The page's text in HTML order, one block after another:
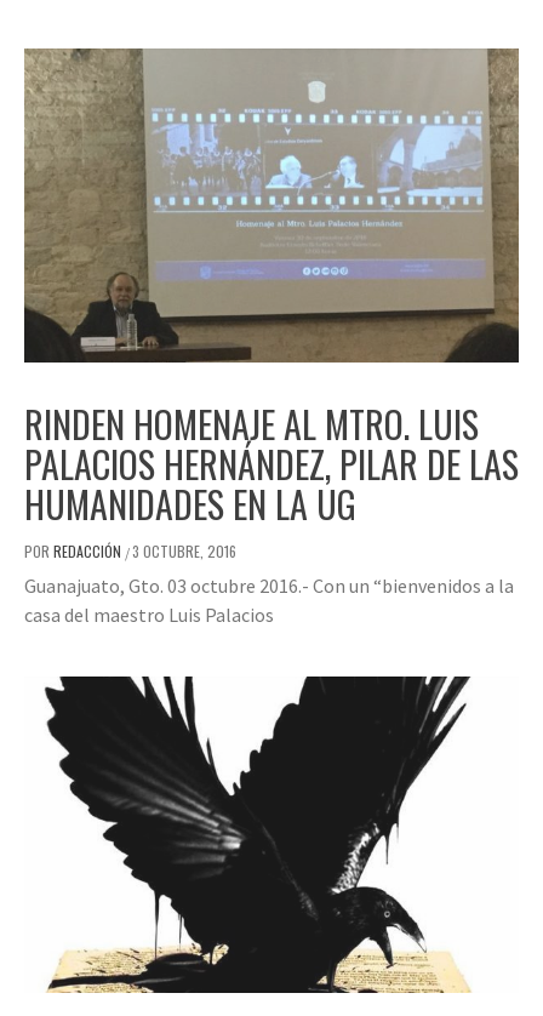
RINDEN HOMENAJE AL MTRO. LUIS
PALACIOS HERNÁNDEZ, PILAR DE LAS
HUMANIDADES EN LA UG
POR REDACCIÓN /3 OCTUBRE, 2016
Guanajuato, Gto. 03 octubre 2016.- Con un “bienvenidos a la
casa del maestro Luis Palacios